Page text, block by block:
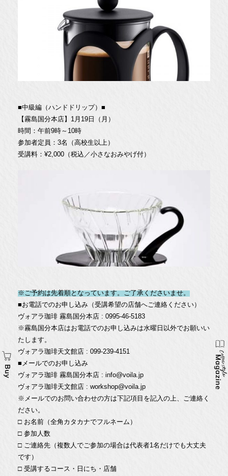
■中級編（ハンドドリップ）■
【霧島国分本店】1月19日（月）
時間：午前9時～10時
参加者定員：3名（高校生以上）
受講料：¥2,000（税込／小さなおみやげ付）
※ご予約は先着順となっています。ご了承くださいませ。
■お電話でのお申し込み（受講希望の店舗へご連絡ください）
ヴォアラ珈琲 霧島国分本店 : 0995-46-5183
※霧島国分本店はお電話でのお申し込みは水曜日以外でお願いい
たします。
ヴォアラ珈琲天文館店 : 099-239-4151
■メールでのお申し込み
ヴォアラ珈琲 霧島国分本店 : info@voila.jp
ヴォアラ珈琲天文館店 : workshop@voila.jp
※メールでのお問い合わせの方は下記項目を記入の上、ご連絡く
ださい。
□ お名前（全角カタカナでフルネーム）
□ 参加人数
□ ご連絡先（複数人でご参加の場合は代表者1名だけでも大丈夫
です）
□ 受講するコース・日にち・店舗